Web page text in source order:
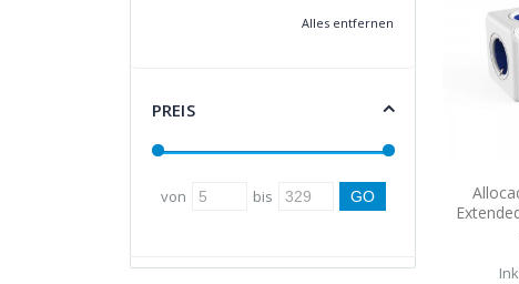
Alles entfernen
PREIS
von bis